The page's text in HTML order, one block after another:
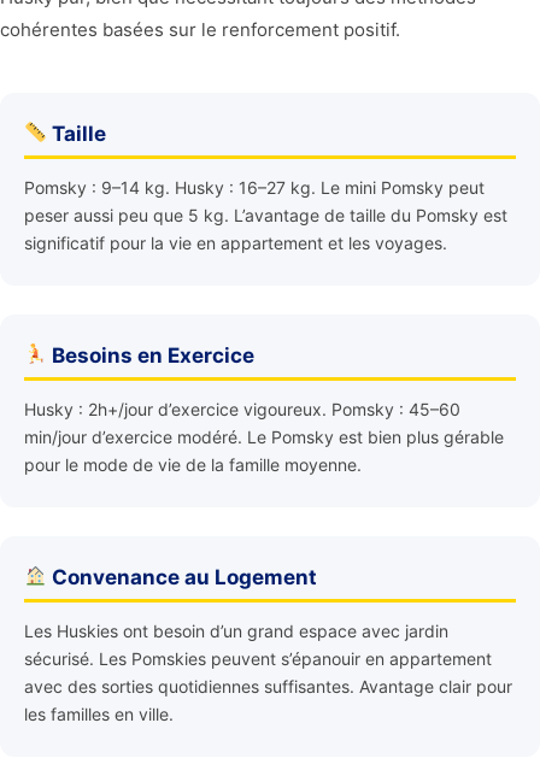
cohérentes basées sur le renforcement positif.
Taille
Pomsky : 9–14 kg. Husky : 16–27 kg. Le mini Pomsky peut
peser aussi peu que 5 kg. L’avantage de taille du Pomsky est
significatif pour la vie en appartement et les voyages.
Besoins en Exercice
Husky : 2h+/jour d’exercice vigoureux. Pomsky : 45–60
min/jour d’exercice modéré. Le Pomsky est bien plus gérable
pour le mode de vie de la famille moyenne.
Convenance au Logement
Les Huskies ont besoin d’un grand espace avec jardin
sécurisé. Les Pomskies peuvent s’épanouir en appartement
avec des sorties quotidiennes suffisantes. Avantage clair pour
les familles en ville.